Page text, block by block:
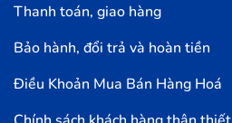
Thanh toán, giao hàng
Bảo hành, đổi trả và hoàn tiền
Điều Khoản Mua Bán Hàng Hoá